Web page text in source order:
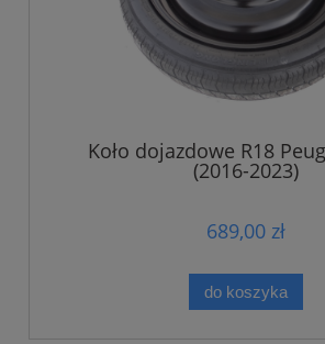
Koło dojazdowe R18
(2016-2023)
689,00 zł
do koszyka